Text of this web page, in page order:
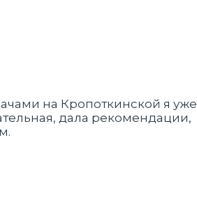
на Кропоткинской я уже
дала рекомендации,